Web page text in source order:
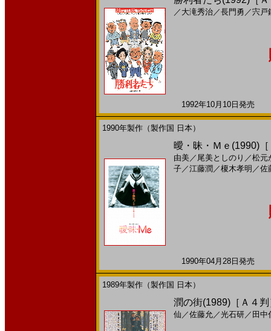
／ 大滝秀治／長門勇 ／宍戸
1992年10月10日発売
1990年製作（製作国 日本）
曖・昧・Ｍｅ(1990)
由美／ 尾美としのり ／松元
子／江藤潤 ／榎木孝明 ／佐
1990年04月28日発売
1989年製作（製作国 日本）
潤の街(1989)［Ａ４判
仙 ／佐藤允／光石研／ 田中